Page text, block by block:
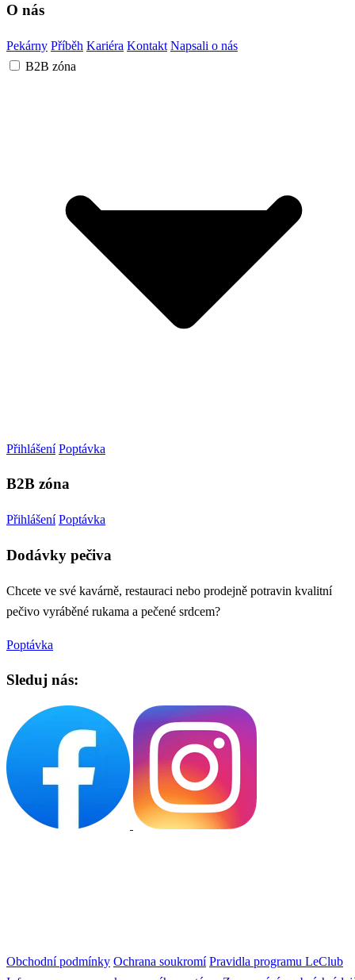
O nás
Pekárny Příběh Kariéra Kontakt Napsali o nás
B2B zóna
Přihlášení Poptávka
B2B zóna
Přihlášení Poptávka
Dodávky pečiva
Chcete ve své kavárně, restauraci nebo prodejně potravin kvalitní
pečivo vyráběné rukama a pečené srdcem?
Poptávka
Sleduj nás:
Obchodní podmínky Ochrana soukromí Pravidla programu LeClub